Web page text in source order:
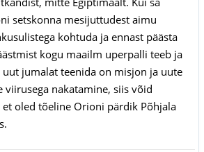
setskonna mesijuttudest aimu
kohtuda ja ennast päästa
kogu maailm uperpalli teeb ja
jumalat teenida on misjon ja uute
viirusega nakatamine, siis võid
oled tõeline Orioni pärdik Põhjala